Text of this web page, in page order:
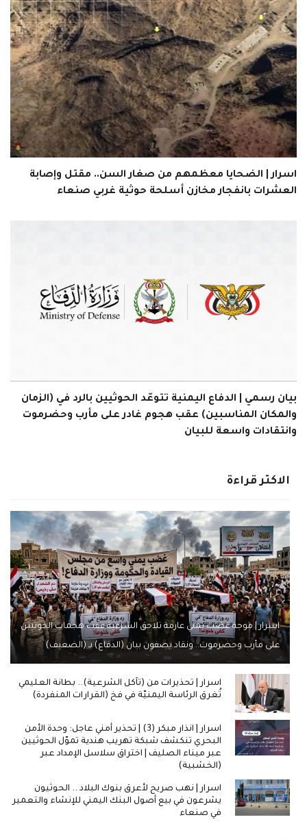
اسرار | الضحايا معظمهم من صغار السن.. مقتل وإصابة
العشرات بانفجار مخازن أسلحة حوثية غربي صنعاء
بيان رسمي | الدفاع اليمنية تتوعّد الحوثيين بالرد في (الزمان
والمكان المناسبين) عقب هجوم غادر على مأرب وحضرموت
وانتقادات واسعة للبيان
الاكثر قراءة
اسرار | موجة غضب يمني عارمة تلاحق الشرعية عقب هجمات الحوثيين
على مأرب وحضرموت.. ونقاد يصفون بيان (الدفاع) بـ (الضعيف)
اسرار | تحذيرات من (تآكل الشرعية).. بطانة العليمي
تُغرق الرئاسة اليمنيّة في فخ (القرارات المنفردة)
اسرار | انذار مبكر (3) | تحذير أمني عاجل: وحدة الأمن
البحري تنكشف شبكة تهريب هندية تموّل الحوثيين
عبر ميناء الصليف | اختراق سلاسل الإمداد عبر
(الخشبية)
اسرار | نهب صريح لأعرق بنوك البلاد .. الحوثيون
يشرعون في بيع أصول البنك اليمني للإنشاء والتعمير
في صنعاء